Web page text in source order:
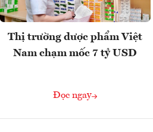
Thị trường dược phẩm Việt
Nam chạm mốc 7 tỷ USD
Đọc ngay